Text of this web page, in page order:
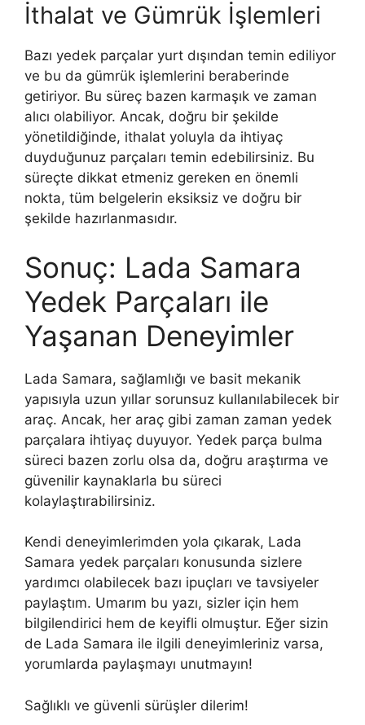
İthalat ve Gümrük İşlemleri
Bazı yedek parçalar yurt dışından temin ediliyor
ve bu da gümrük işlemlerini beraberinde
getiriyor. Bu süreç bazen karmaşık ve zaman
alıcı olabiliyor. Ancak, doğru bir şekilde
yönetildiğinde, ithalat yoluyla da ihtiyaç
duyduğunuz parçaları temin edebilirsiniz. Bu
süreçte dikkat etmeniz gereken en önemli
nokta, tüm belgelerin eksiksiz ve doğru bir
şekilde hazırlanmasıdır.
Sonuç: Lada Samara
Yedek Parçaları ile
Yaşanan Deneyimler
Lada Samara, sağlamlığı ve basit mekanik
yapısıyla uzun yıllar sorunsuz kullanılabilecek bir
araç. Ancak, her araç gibi zaman zaman yedek
parçalara ihtiyaç duyuyor. Yedek parça bulma
süreci bazen zorlu olsa da, doğru araştırma ve
güvenilir kaynaklarla bu süreci
kolaylaştırabilirsiniz.
Kendi deneyimlerimden yola çıkarak, Lada
Samara yedek parçaları konusunda sizlere
yardımcı olabilecek bazı ipuçları ve tavsiyeler
paylaştım. Umarım bu yazı, sizler için hem
bilgilendirici hem de keyifli olmuştur. Eğer sizin
de Lada Samara ile ilgili deneyimleriniz varsa,
yorumlarda paylaşmayı unutmayın!
Sağlıklı ve güvenli sürüşler dilerim!